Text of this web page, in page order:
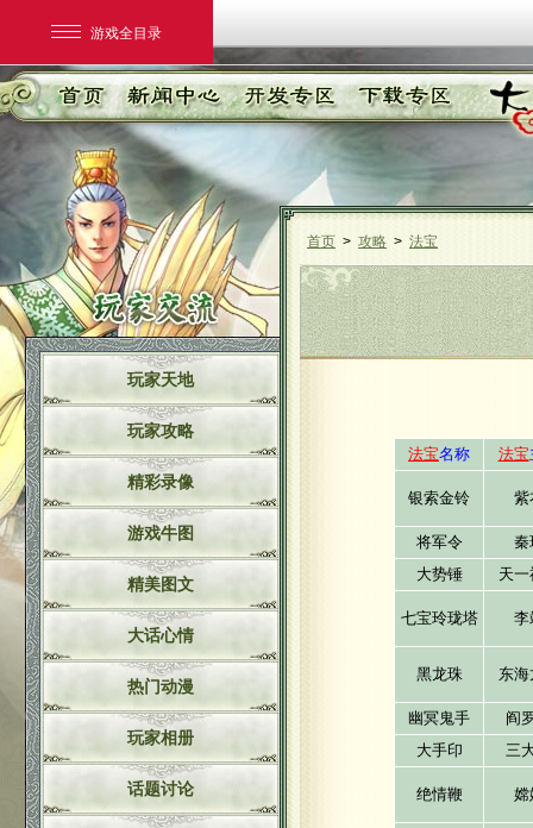
游戏全目录
网易游戏
游戏爱好者
我的足迹： 大话2经典版
玩家天地
玩家攻略
精彩录像
游戏牛图
精美图文
大话心情
热门动漫
玩家相册
话题讨论
首页 > 攻略 > 法宝
法宝名称 法宝
银索金铃 紫
将军令
秦
大势锤
天一
七宝玲珑塔 李
黑龙珠 东海
幽冥鬼手
阎
大手印
三
绝情鞭 嫦